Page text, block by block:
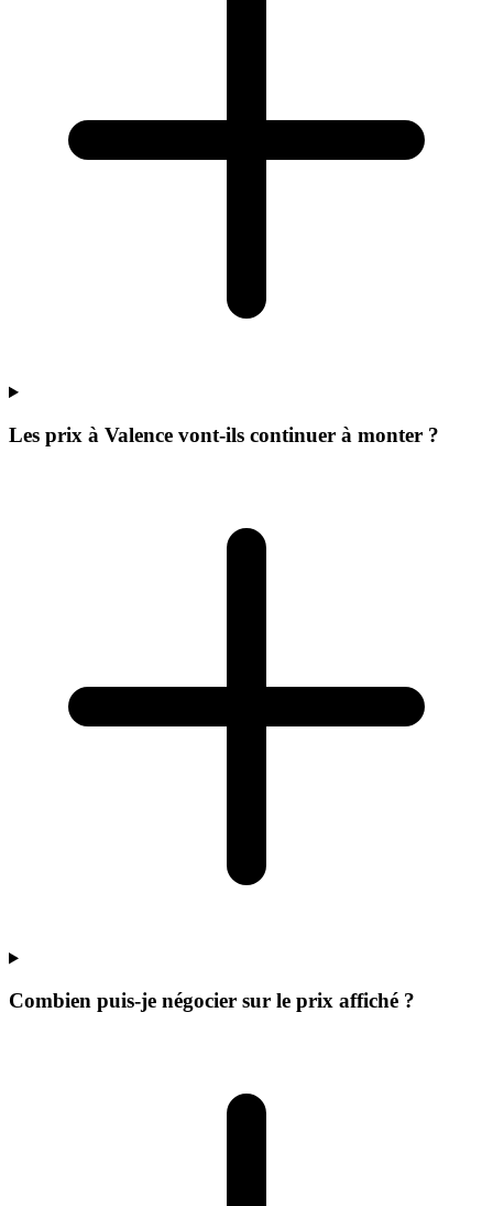
Les prix à Valence vont-ils continuer à monter ?
Combien puis-je négocier sur le prix affiché ?